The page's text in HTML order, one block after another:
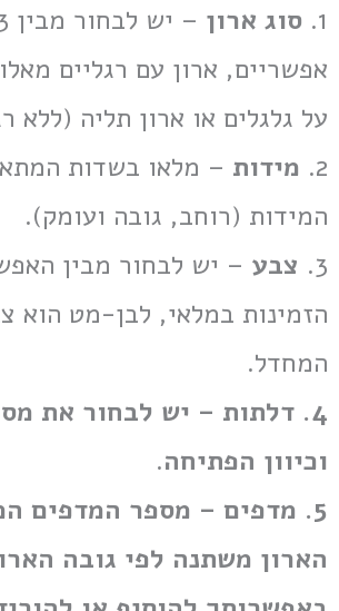
1. סוג ארון
אפשריים, ארון עם רגליים
על גלגלים או ארון תליה (ללא
2. מידות – מלאו בשדות
המידות (רוחב, גובה ועומק).
3. צבע – יש לבחור מבין
הזמינות במלאי, לבן-מט הוא
המחדל.
4. דלתות – יש לבחור את
וכיוון הפתיחה.
5. מדפים – מספר המדפים
הארון משתנה לפי גובה